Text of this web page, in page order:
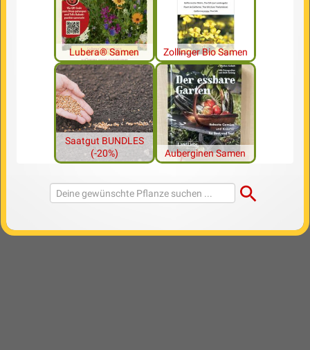
Lubera® Samen Zollinger Bio Samen
Saatgut BUNDLES
(-20%)
Auberginen Samen